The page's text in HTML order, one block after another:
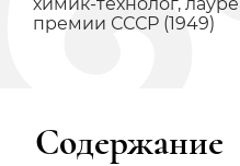
премии СССР (1949)
Содержание